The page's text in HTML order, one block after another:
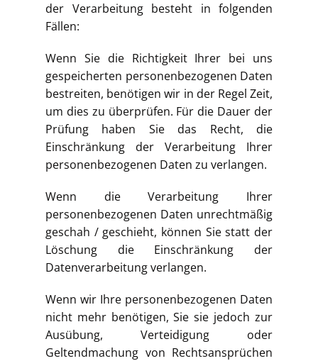
der Verarbeitung besteht in folgenden
Fällen:
Wenn Sie die Richtigkeit Ihrer bei uns
gespeicherten personenbezogenen Daten
bestreiten, benötigen wir in der Regel Zeit,
um dies zu überprüfen. Für die Dauer der
Prüfung haben Sie das Recht, die
Einschränkung der Verarbeitung Ihrer
personenbezogenen Daten zu verlangen.
Wenn die Verarbeitung Ihrer
personenbezogenen Daten unrechtmäßig
geschah / geschieht, können Sie statt der
Löschung die Einschränkung der
Datenverarbeitung verlangen.
Wenn wir Ihre personenbezogenen Daten
nicht mehr benötigen, Sie sie jedoch zur
Ausübung, Verteidigung oder
Geltendmachung von Rechtsansprüchen